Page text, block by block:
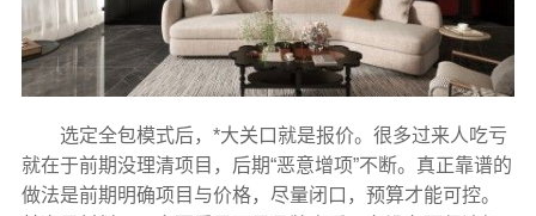
选定全包模式后，*大关口就是报价。很多过来人吃亏
就在于前期没理清项目，后期“恶意增项”不断。真正靠谱的
做法是前期明确项目与价格，尽量闭口，预算才能可控。